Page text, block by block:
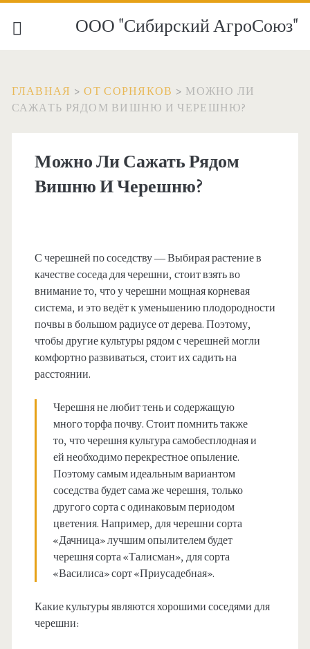
ООО "Сибирский АгроСоюз"
ГЛАВНАЯ > ОТ СОРНЯКОВ > МОЖНО ЛИ
САЖАТЬ РЯДОМ ВИШНЮ И ЧЕРЕШНЮ?
Можно Ли Сажать Рядом
Вишню И Черешню?
С черешней по соседству — Выбирая растение в
качестве соседа для черешни, стоит взять во
внимание то, что у черешни мощная корневая
система, и это ведёт к уменьшению плодородности
почвы в большом радиусе от дерева. Поэтому,
чтобы другие культуры рядом с черешней могли
комфортно развиваться, стоит их садить на
расстоянии.
Черешня не любит тень и содержащую
много торфа почву. Стоит помнить также
то, что черешня культура самобесплодная и
ей необходимо перекрестное опыление.
Поэтому самым идеальным вариантом
соседства будет сама же черешня, только
другого сорта с одинаковым периодом
цветения. Например, для черешни сорта
«Дачница» лучшим опылителем будет
черешня сорта «Талисман», для сорта
«Василиса» сорт «Приусадебная».
Какие культуры являются хорошими соседями для
черешни: